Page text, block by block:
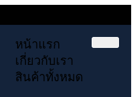
หน้าแรก
เกี่ยวกับเรา
สินค้าทั้งหมด